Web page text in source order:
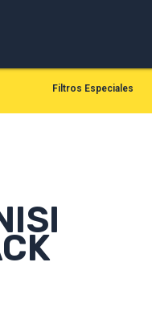
Filtros Especiales